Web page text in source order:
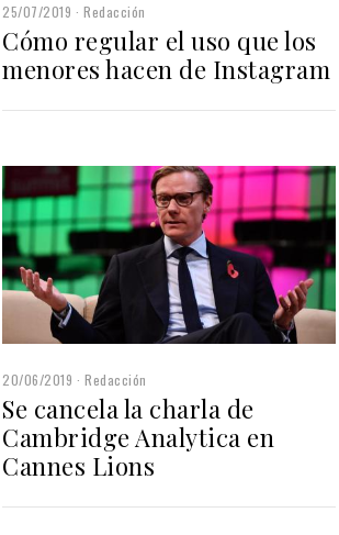
25/07/2019 Redacción
Cómo regular el uso que los
menores hacen de Instagram
20/06/2019 Redacción
Se cancela la charla de
Cambridge Analytica en
Cannes Lions